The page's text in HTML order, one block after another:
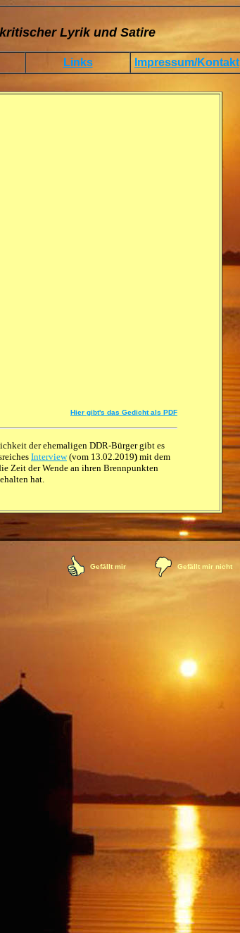
Lyrik und Satire
Links Impressum/Kontakt
Hier gibt's das Gedicht als PDF
der ehemaligen DDR-Bürger gibt es
Interview(vom 13.02.2019) mit dem
Zeit der Wende an ihren Brennpunkten
hat.
Gefällt mir Gefällt mir nicht